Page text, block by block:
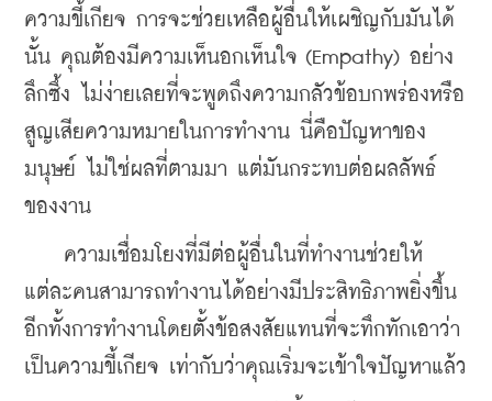
ความขี้เกียจ การจะช่วยเหลือผู้อื่นให้เผชิญกับมันได้
นั้น คุณต้องมีความเห็นอกเห็นใจ (Empathy) อย่าง
ลึกซึ้ง ไม่ง่ายเลยที่จะพูดถึงความกลัวข้อบกพร่องหรือ
สูญเสียความหมายในการทำงาน นี่คือปัญหาของ
มนุษย์ ไม่ใช่ผลที่ตามมา แต่มันกระทบต่อผลลัพธ์
ของงาน
ความเชื่อมโยงที่มีต่อผู้อื่นในที่ทำงานช่วยให้
แต่ละคนสามารถทำงานได้อย่างมีประสิทธิภาพยิ่งขึ้น
อีกทั้งการทำงานโดยตั้งข้อสงสัยแทนที่จะทึกทักเอาว่า
เป็นความขี้เกียจ เท่ากับว่าคุณเริ่มจะเข้าใจปัญหาแล้ว